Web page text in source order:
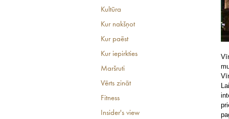
Kultūra
Kur nakšņot
Kur paēst
Kur iepirkties
Maršruti
Vērts zināt
Fitness
Insider's view